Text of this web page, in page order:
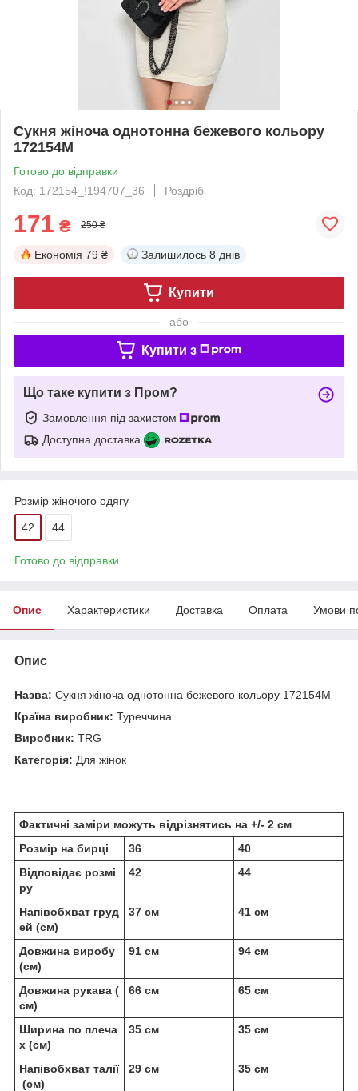
Сукня жіноча однотонна бежевого кольору
172154M
Готово до відправки
Код: 172154_!194707_36
Роздріб
171 ₴ 250 ₴
Економія 79 ₴ Залишилось 8 днів
Купити
або
Купити з
Що таке купити з Пром?
Замовлення під захистом
Доступна доставка
Розмір жіночого одягу
42 44
Готово до відправки
Опис Характеристики Доставка Оплата Умови
Опис
Назва: Сукня жіноча однотонна бежевого кольору 172154M
Країна виробник: Туреччина
Виробник: TRG
Категорія: Для жінок
Фактичні заміри можуть відрізнятись на +/- 2 см
Розмір на бирці
36
40
Відповідає розмі
ру
42 44
Напівобхват груд
ей (см)
37 см 41 см
Довжина виробу
(см)
91 см 94 см
Довжина рукава (
см)
66 см 65 см
Ширина по плеча
х (см)
35 см 35 см
Напівобхват талії
(см)
29 см 35 см